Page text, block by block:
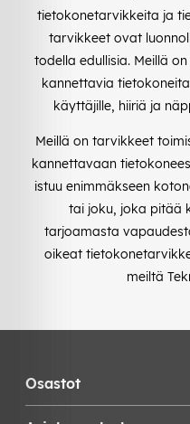
tietokonetarvikkeita ja
tarvikkeet ovat
todella edullisia. Meillä
kannettavia
käyttäjille, hiiriä ja
Meillä on tarvikkeet
kannettavaan
istuu enimmäkseen
tai joku, joka pitää
tarjoamasta
oikeat
meiltä
Osastot